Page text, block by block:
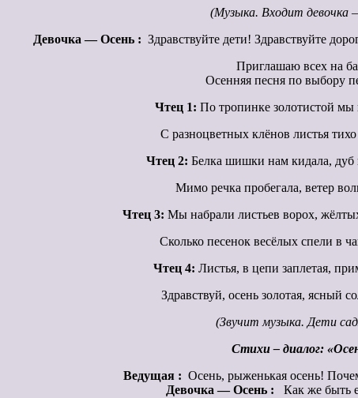
(Музыка. Входит девочка
Девочка — Осень : Здравствуйте дети! Здравствуйте
Приглашаю всех на
Осенняя песня по выбору
Чтец 1: По тропинке золотистой мы
С разноцветных клёнов листья
Чтец 2: Белка шишки нам кидала, дуб
Мимо речка пробегала, ветер
Чтец 3: Мы набрали листьев ворох,
Сколько песенок весёлых спели в
Чтец 4: Листья, в цепи заплетая,
Здравствуй, осень золотая, ясный
(Звучит музыка. Дети
Стихи – диалог:
Ведущая : Осень, рыженькая осень!
Девочка — Осень :
Как же быть